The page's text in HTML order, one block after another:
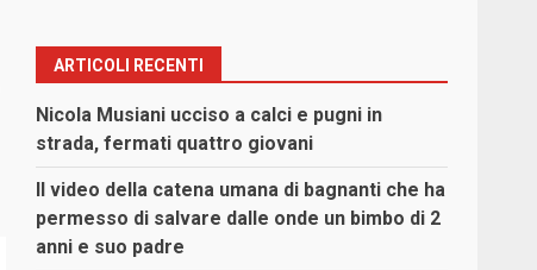
ARTICOLI RECENTI
Nicola Musiani ucciso a calci e pugni in
strada, fermati quattro giovani
Il video della catena umana di bagnanti che ha
permesso di salvare dalle onde un bimbo di 2
anni e suo padre